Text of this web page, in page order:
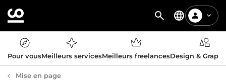
Pour vousMeilleurs servicesMeilleurs freelancesDesign &
Mise en page